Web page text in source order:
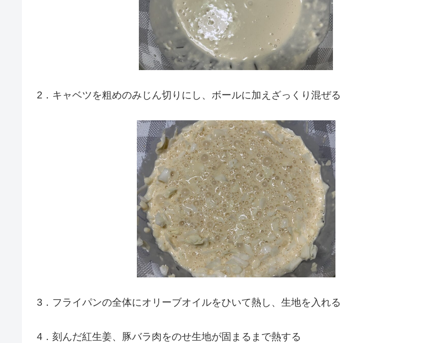
2．キャベツを粗めのみじん切りにし、ボールに加えざっくり混ぜる
3．フライパンの全体にオリーブオイルをひいて熱し、生地を入れる
4．刻んだ紅生姜、豚バラ肉をのせ生地が固まるまで熱する